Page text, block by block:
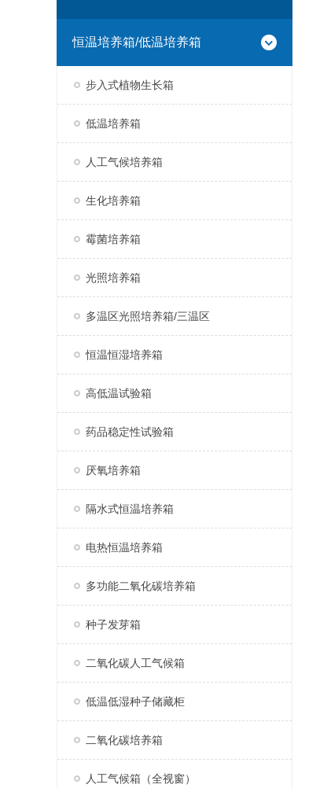
恒温培养箱/低温培养箱
步入式植物生长箱
低温培养箱
人工气候培养箱
生化培养箱
霉菌培养箱
光照培养箱
多温区光照培养箱/三温区
恒温恒湿培养箱
高低温试验箱
药品稳定性试验箱
厌氧培养箱
隔水式恒温培养箱
电热恒温培养箱
多功能二氧化碳培养箱
种子发芽箱
二氧化碳人工气候箱
低温低湿种子储藏柜
二氧化碳培养箱
人工气候箱（全视窗）